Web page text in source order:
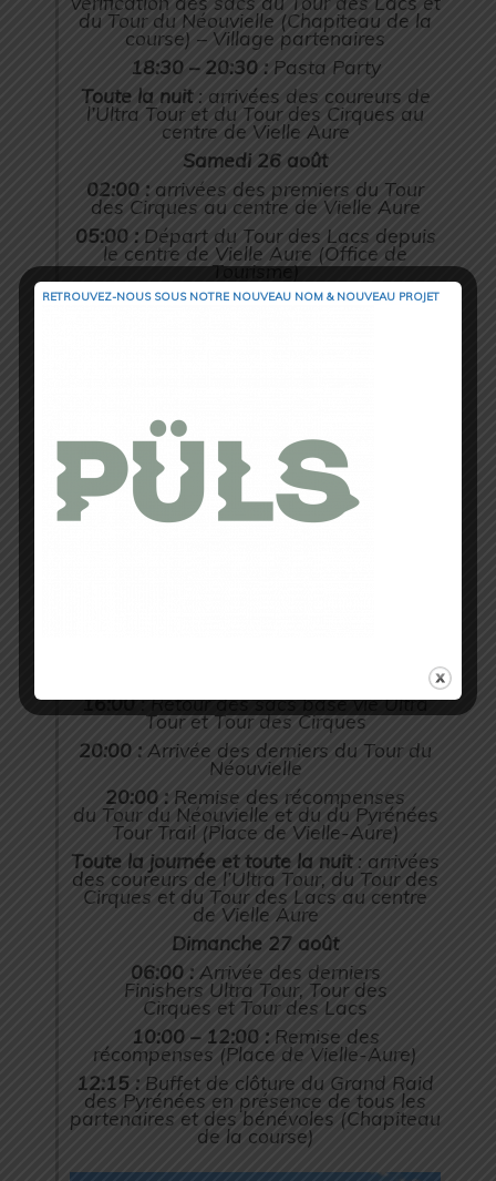
du Tour du Néouvielle (Chapiteau de la
course) – Village partenaires
18:30 – 20:30 : Pasta Party
Toute la nuit: arrivées des coureurs de
l’Ultra Tour et du Tour des Cirques au
centre de Vielle Aure
Samedi 26 août
02:00 : arrivées des premiers du Tour
des Cirques au centre de Vielle Aure
05:00 :Départ du Tour des Lacs depuis
le centre de Vielle Aure (Office de
Tourisme)
06:00 – 07:30 :Retrait des dossards et
Néouvielle depuis le centre de Saint Lary
Soulan (Office de Tourisme), dans l’ordre
du classement de la veille
08:00 :
Départ du Tour du
Néouvielle depuis le centre de Saint Lary
Soulan (Office de Tourisme)
16:00: Retour des sacs base vie Ultra
Tour et Tour des Cirques
20:00 : Arrivée des derniers du Tour du
Néouvielle
20:00 : Remise des récompenses
du Tour du Néouvielle et du du Pyrénées
Tour Trail (Place de Vielle-Aure)
Toute la journée et toute la nuit: arrivées
des coureurs de l’Ultra Tour, du Tour des
Cirques et du Tour des Lacs au centre
de Vielle Aure
Dimanche 27 août
06:00 :Arrivée des derniers
Finishers Ultra Tour, Tour des
Cirques et Tour des Lacs
10:00 – 12:00 :Remise des
récompenses (Place de Vielle-Aure)
12:15 : Buffet de clôture du Grand Raid
des Pyrénées en présence de tous les
partenaires et des bénévoles (Chapiteau
de la course)
RETROUVEZ-NOUS SOUS NOTRE NOUVEAU NOM & NOUVEAU PROJET